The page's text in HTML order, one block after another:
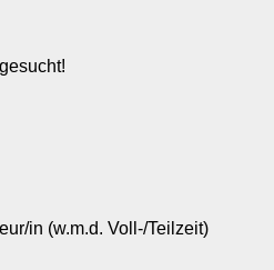
in (w.m.d. Voll-/Teilzeit)